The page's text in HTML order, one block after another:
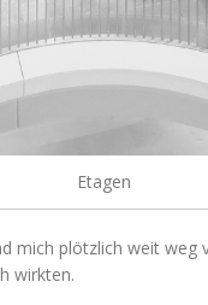
Etagen
mich plötzlich weit weg
wirkten.